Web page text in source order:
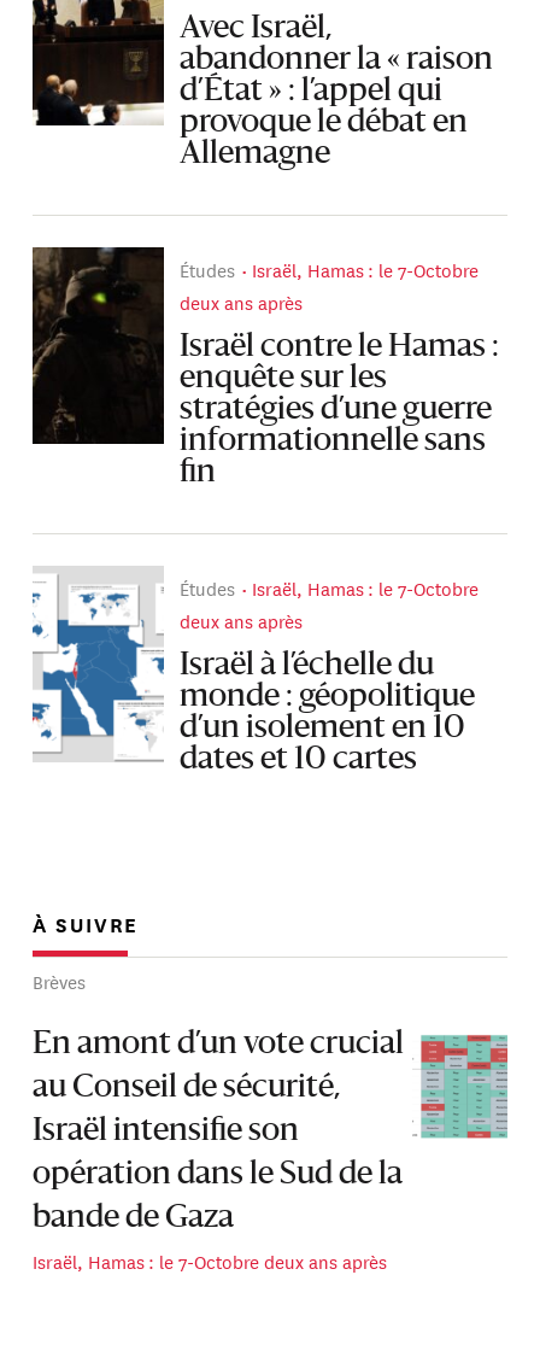
Avec Israël,
abandonner la « raison
d’État » : l’appel qui
provoque le débat en
Allemagne
Études
Israël, Hamas : le 7-Octobre
deux ans après
Israël contre le Hamas :
enquête sur les
stratégies d’une guerre
informationnelle sans
fin
Études
Israël, Hamas : le 7-Octobre
deux ans après
Israël à l’échelle du
monde : géopolitique
d’un isolement en 10
dates et 10 cartes
À SUIVRE
Brèves
En amont d’un vote crucial
au Conseil de sécurité,
Israël intensifie son
opération dans le Sud de la
bande de Gaza
Israël, Hamas : le 7-Octobre deux ans après